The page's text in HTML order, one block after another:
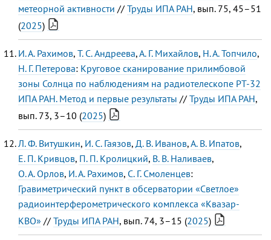
метеорной активности // Труды ИПА РАН, вып. 75, 45–51
(2025)
И. А. Рахимов, Т. C. Андреева,А. Г. Михайлов, Н. А. Топчило,
Н. Г. Петерова: Круговое сканирование прилимбовой
зоны Солнца по наблюдениям на радиотелескопе РТ-32
ИПА РАН. Метод и первые результаты // Труды ИПА РАН,
вып. 73, 3–10 (2025)
Л. Ф. Витушкин, И. С. Гаязов, Д. В. Иванов,А. В. Ипатов,
Е. П. Кривцов, П. П. Кролицкий, В. В. Наливаев,
О. А. Орлов, И. А. Рахимов, С. Г. Смоленцев:
Гравиметрический пункт в обсерватории «Светлое»
радиоинтерферометрического комплекса «Квазар-
КВО» // Труды ИПА РАН, вып. 74, 3–15 (2025)